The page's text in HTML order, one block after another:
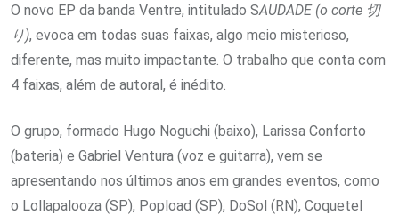
O novo EP da banda Ventre, intitulado SAUDADE (o corte 切
り), evoca em todas suas faixas, algo meio misterioso,
diferente, mas muito impactante. O trabalho que conta com
4 faixas, além de autoral, é inédito.
O grupo, formado Hugo Noguchi (baixo), Larissa Conforto
(bateria) e Gabriel Ventura (voz e guitarra), vem se
apresentando nos últimos anos em grandes eventos, como
o Lollapalooza (SP), Popload (SP), DoSol (RN), Coquetel